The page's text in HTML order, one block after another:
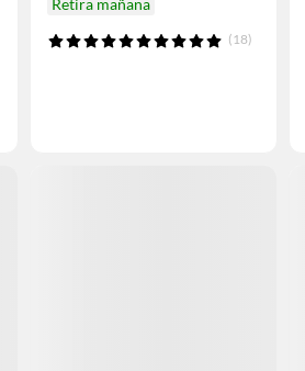
Retira mañana
(18)